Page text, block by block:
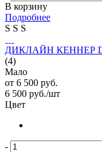
В корзину
Подробнее
S S S
ДИКЛАЙН КЕННЕР
(4)
Мало
от 6 500 руб.
6 500 руб./шт
Цвет
-